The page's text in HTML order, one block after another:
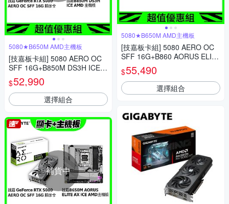
5080★B650M AMD主機板
[技嘉板卡組] 5080 AERO OC
SFF 16G+B850M DS3H ICE A
MD 主機板
$52,990
選擇組合
補貨中
5080★B650M AMD主機板
[技嘉板卡組] 5080 AERO OC
SFF 16G+B860 AORUS ELIT
E WIFI7 ICE Intel 主機板
$55,490
選擇組合